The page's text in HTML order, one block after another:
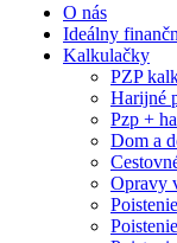
O nás
Ideálny
Kalkulačky
PZP
Harijné
Pzp +
Dom a
Opravy